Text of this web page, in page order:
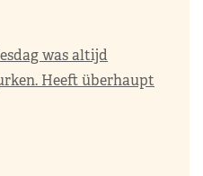
was altijd
Heeft überhaupt